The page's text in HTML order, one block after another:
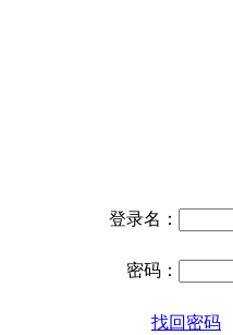
登录名：
密码：
找回密码